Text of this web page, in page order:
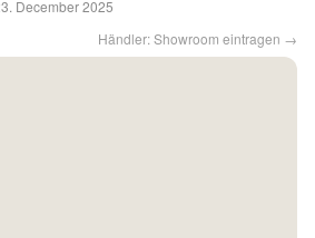
December 2025
Händler: Showroom eintragen →